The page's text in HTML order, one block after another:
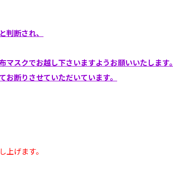
判断され、
スクでお越し下さいますようお願いいたします。
断りさせていただいています。
上げます。